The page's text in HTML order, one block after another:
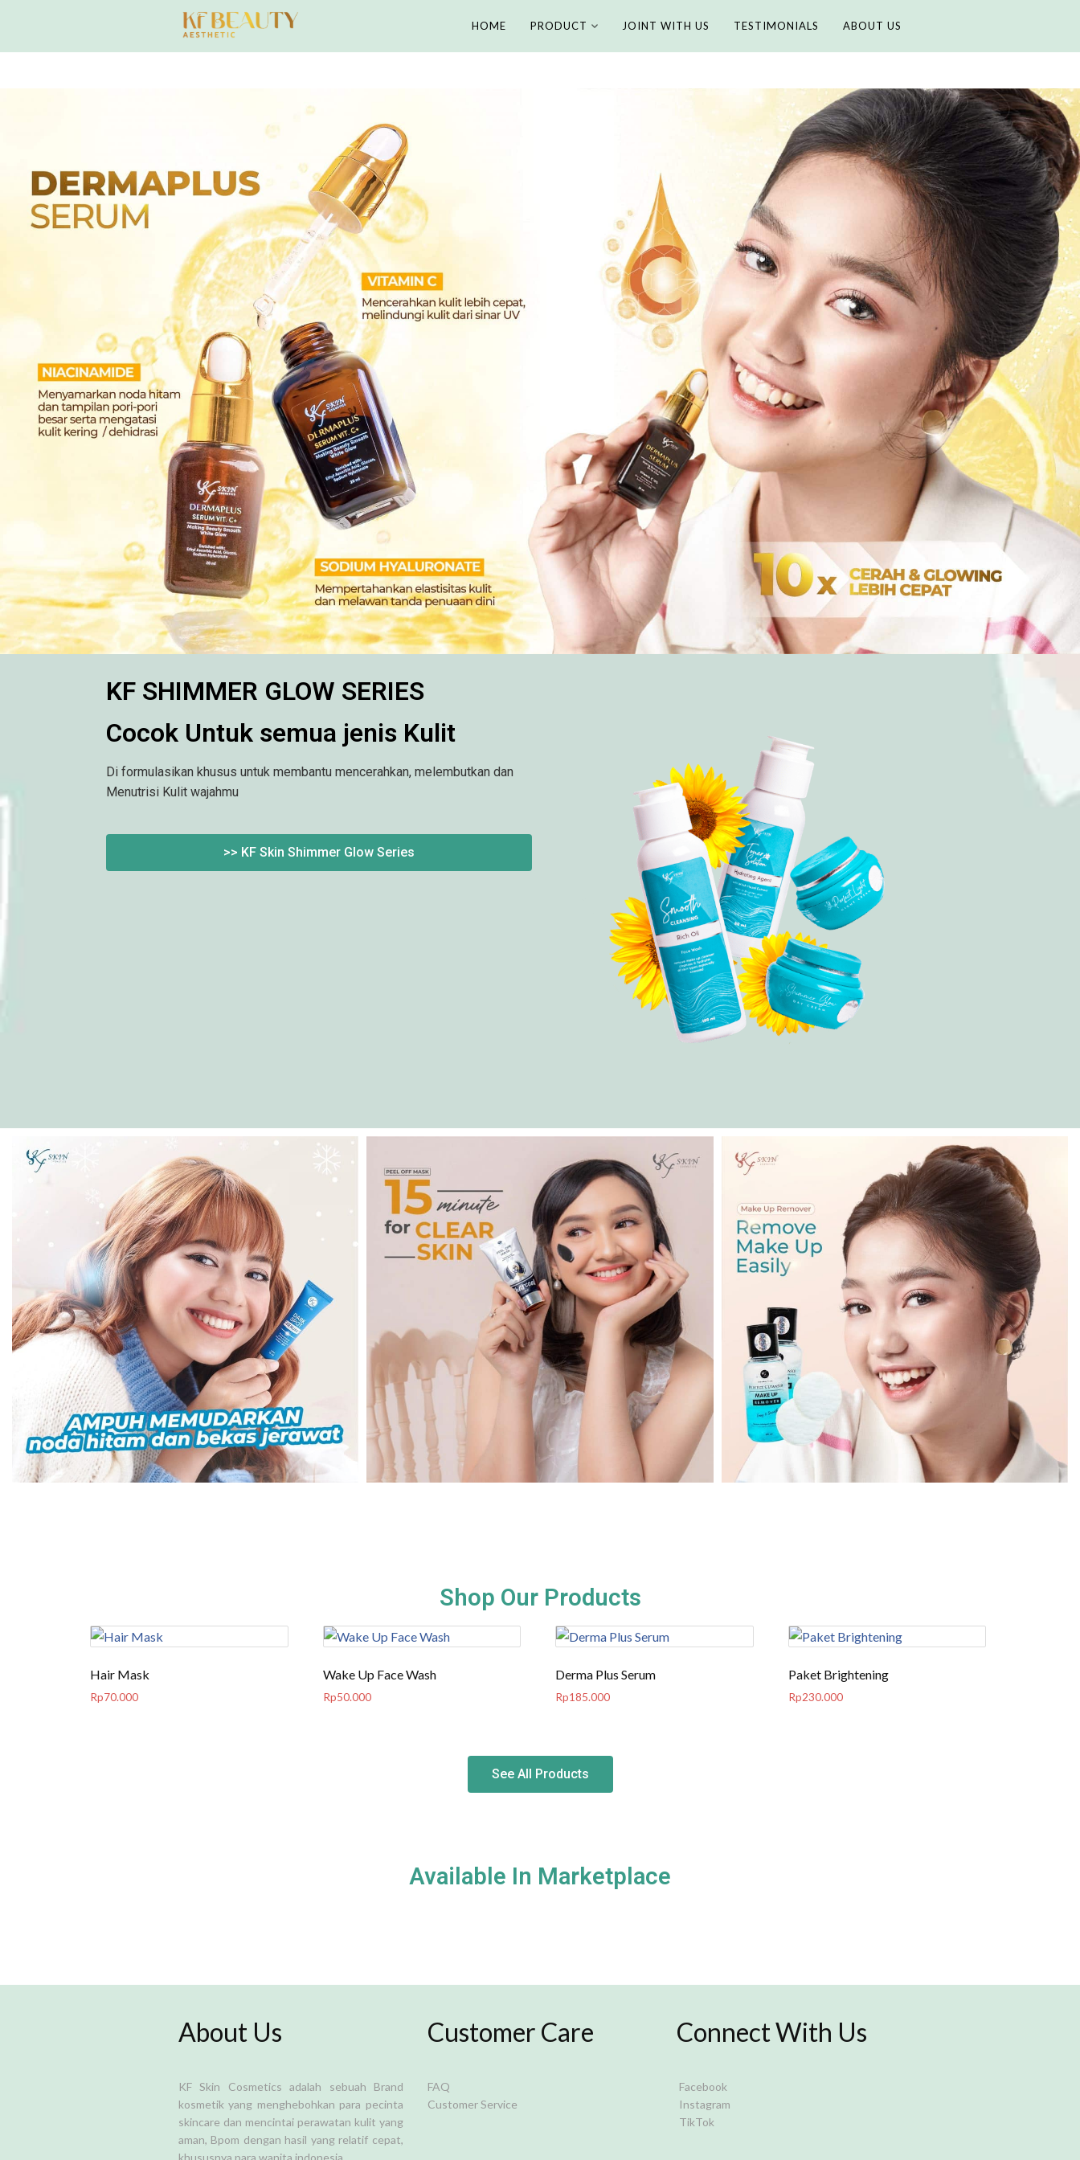
HOME PRODUCT JOINT WITH US TESTIMONIALS ABOUT US
KF SHIMMER GLOW SERIES
Cocok Untuk semua jenis Kulit
Di formulasikan khusus untuk membantu mencerahkan, melembutkan dan
Menutrisi Kulit wajahmu
>> KF Skin Shimmer Glow Series
Shop Our Products
Hair Mask
Rp70.000
Wake Up Face Wash
Rp50.000
Derma Plus Serum
Rp185.000
Paket Brightening
Rp230.000
See All Products
Available In Marketplace
About Us
KF Skin Cosmetics adalah sebuah Brand
kosmetik yang menghebohkan para pecinta
skincare dan mencintai perawatan kulit yang
aman, Bpom dengan hasil yang relatif cepat,
Customer Care
FAQ
Customer Service
Connect With Us
Facebook
Instagram
TikTok